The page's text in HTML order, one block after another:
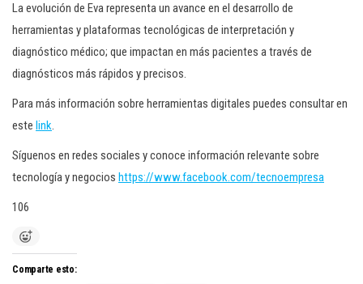
La evolución de Eva representa un avance en el desarrollo de
herramientas y plataformas tecnológicas de interpretación y
diagnóstico médico; que impactan en más pacientes a través de
diagnósticos más rápidos y precisos.
Para más información sobre herramientas digitales puedes consultar en
este link.
Síguenos en redes sociales y conoce información relevante sobre
tecnología y negocios https://www.facebook.com/tecnoempresa
106
Comparte esto: